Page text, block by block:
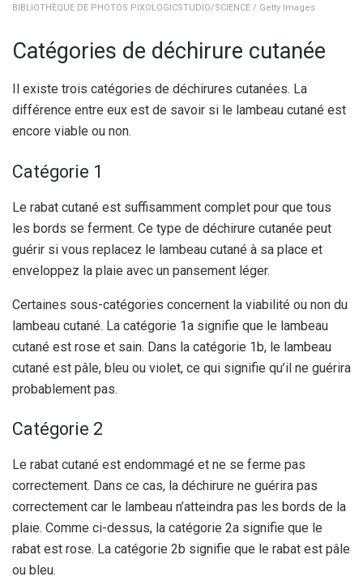
BIBLIOTHÈQUE DE PHOTOS PIXOLOGICSTUDIO/SCIENCE / Getty Images
Catégories de déchirure cutanée
Il existe trois catégories de déchirures cutanées. La
différence entre eux est de savoir si le lambeau cutané est
encore viable ou non.
Catégorie 1
Le rabat cutané est suffisamment complet pour que tous
les bords se ferment. Ce type de déchirure cutanée peut
guérir si vous replacez le lambeau cutané à sa place et
enveloppez la plaie avec un pansement léger.
Certaines sous-catégories concernent la viabilité ou non du
lambeau cutané. La catégorie 1a signifie que le lambeau
cutané est rose et sain. Dans la catégorie 1b, le lambeau
cutané est pâle, bleu ou violet, ce qui signifie qu’il ne guérira
probablement pas.
Catégorie 2
Le rabat cutané est endommagé et ne se ferme pas
correctement. Dans ce cas, la déchirure ne guérira pas
correctement car le lambeau n’atteindra pas les bords de la
plaie. Comme ci-dessus, la catégorie 2a signifie que le
rabat est rose. La catégorie 2b signifie que le rabat est pâle
ou bleu.